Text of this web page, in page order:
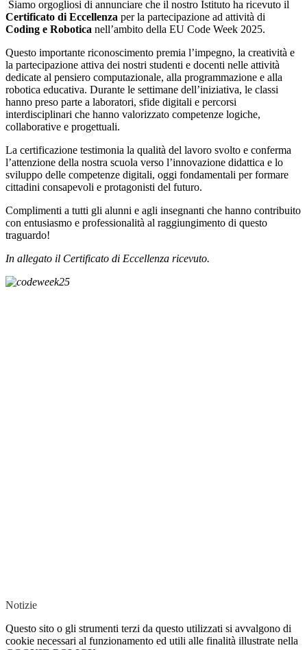
Siamo orgogliosi di annunciare che il nostro Istituto ha ricevuto il
Certificato di Eccellenza per la partecipazione ad attività di
Coding e Robotica nell’ambito della EU Code Week 2025.
Questo importante riconoscimento premia l’impegno, la creatività e
la partecipazione attiva dei nostri studenti e docenti nelle attività
dedicate al pensiero computazionale, alla programmazione e alla
robotica educativa. Durante le settimane dell’iniziativa, le classi
hanno preso parte a laboratori, sfide digitali e percorsi
interdisciplinari che hanno valorizzato competenze logiche,
collaborative e progettuali.
La certificazione testimonia la qualità del lavoro svolto e conferma
l’attenzione della nostra scuola verso l’innovazione didattica e lo
sviluppo delle competenze digitali, oggi fondamentali per formare
cittadini consapevoli e protagonisti del futuro.
Complimenti a tutti gli alunni e agli insegnanti che hanno contribuito
con entusiasmo e professionalità al raggiungimento di questo
traguardo!
In allegato il Certificato di Eccellenza ricevuto.
Notizie
Questo sito o gli strumenti terzi da questo utilizzati si avvalgono di
cookie necessari al funzionamento ed utili alle finalità illustrate nella